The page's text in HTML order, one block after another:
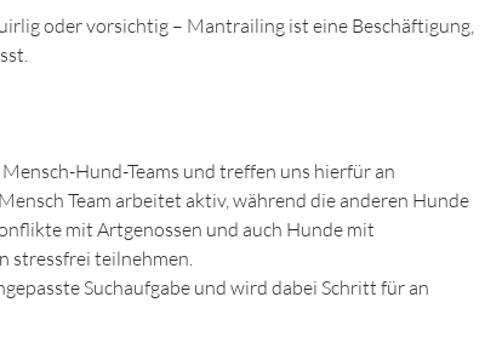
oder vorsichtig – Mantrailing ist eine Beschäftigung,
Hund-Teams und treffen uns hierfür an
Team arbeitet aktiv, während die anderen Hunde
mit Artgenossen und auch Hunde mit
stressfrei teilnehmen.
Suchaufgabe und wird dabei Schritt für an